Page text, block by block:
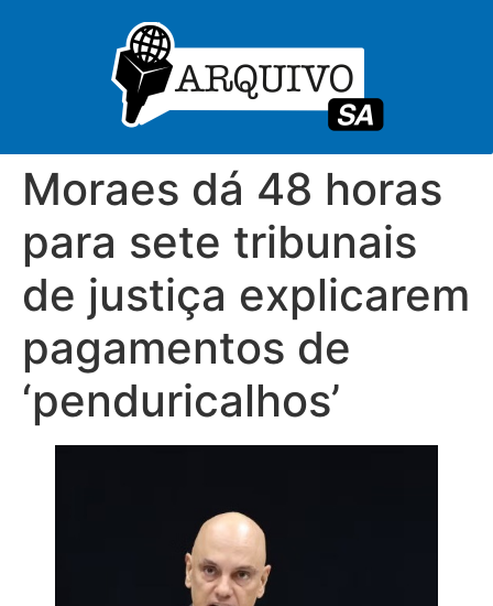
Moraes dá 48 horas
para sete tribunais
de justiça explicarem
pagamentos de
‘penduricalhos’